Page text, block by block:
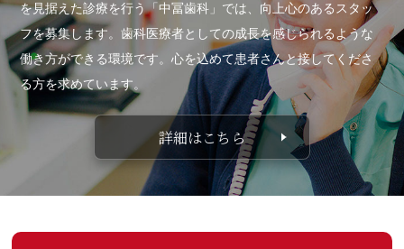
を見据えた診療を行う「中冨歯科」では、向上心のあるスタッ
フを募集します。歯科医療者としての成長を感じられるような
働き方ができる環境です。心を込めて患者さんと接してくださ
る方を求めています。
詳細はこちら